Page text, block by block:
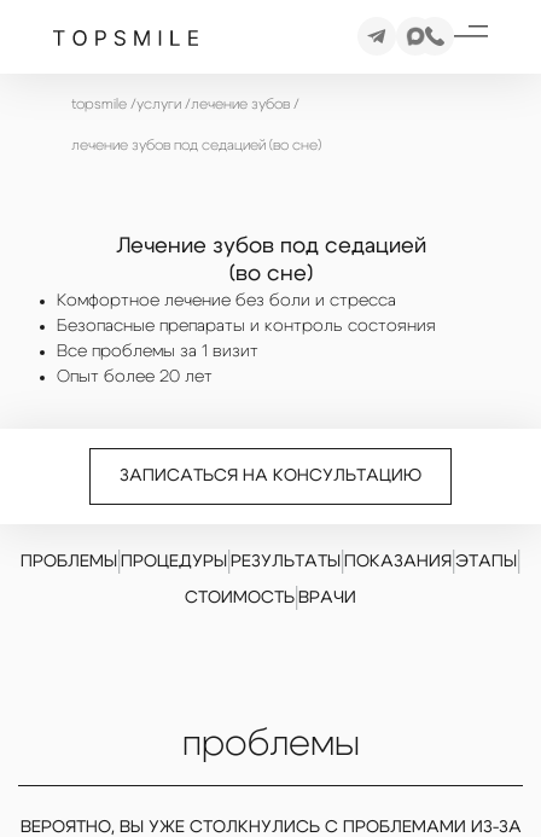
topsmile /услуги /лечение зубов /
лечение зубов под седацией (во сне)
Лечение зубов под седацией
(во сне)
Комфортное лечение без боли и стресса
Безопасные препараты и контроль состояния
Все проблемы за 1 визит
Опыт более 20 лет
ЗАПИСАТЬСЯ НА КОНСУЛЬТАЦИЮ
ПРОБЛЕМЫ ПРОЦЕДУРЫ РЕЗУЛЬТАТЫ ПОКАЗАНИЯ ЭТАПЫ
СТОИМОСТЬ ВРАЧИ
проблемы
ВЕРОЯТНО, ВЫ УЖЕ СТОЛКНУЛИСЬ С ПРОБЛЕМАМИ ИЗ-ЗА